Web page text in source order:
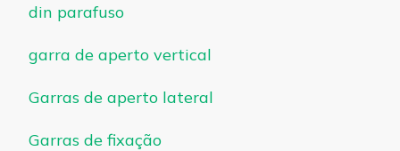
din parafuso
garra de aperto vertical
Garras de aperto lateral
Garras de fixação